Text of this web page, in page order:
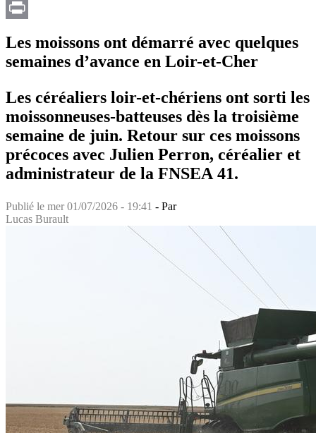
Email
Les moissons ont démarré avec quelques
semaines d’avance en Loir-et-Cher
Les céréaliers loir-et-chériens ont sorti les
moissonneuses-batteuses dès la troisième
semaine de juin. Retour sur ces moissons
précoces avec Julien Perron, céréalier et
administrateur de la FNSEA 41.
Publié le mer 01/07/2026 - 19:41 - Par
Lucas Burault